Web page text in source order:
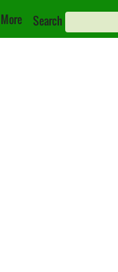
More Search